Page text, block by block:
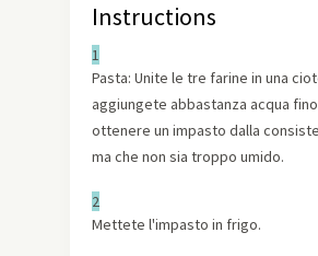
Instructions
1
Pasta: Unite le tre farine in una
aggiungete abbastanza acqua
ottenere un impasto dalla
ma che non sia troppo umido.
2
Mettete l'impasto in frigo.